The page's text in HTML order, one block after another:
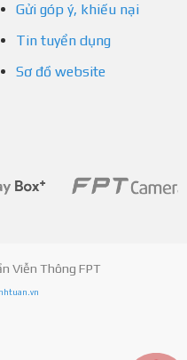
Gửi góp ý, khiếu nại
Tin tuyển dụng
Sơ đồ website
Viễn Thông FPT